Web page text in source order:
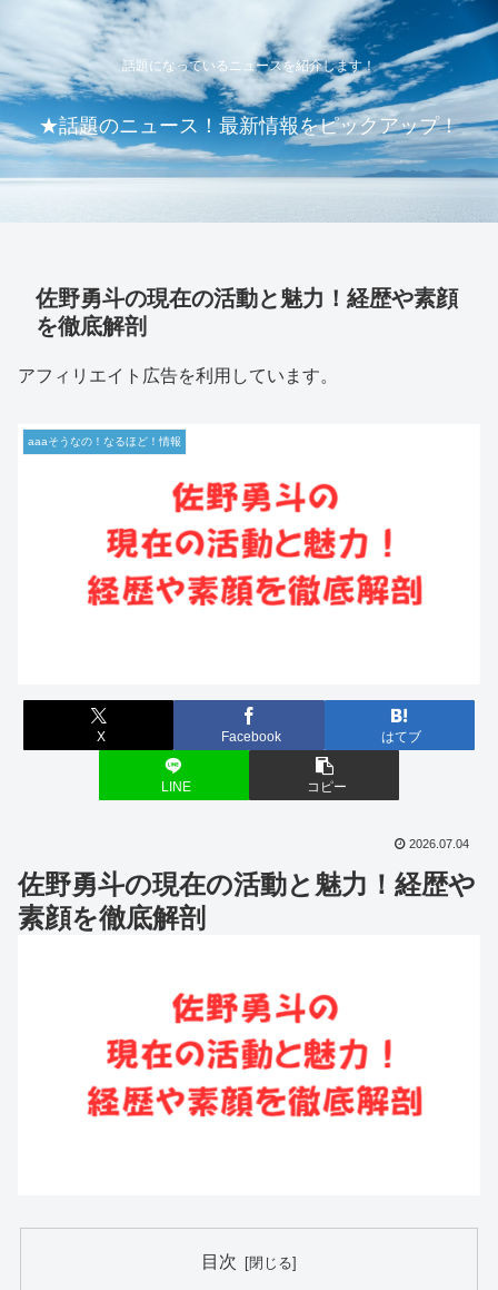
話題になっているニュースを紹介します！
★話題のニュース！最新情報をピックアップ！
佐野勇斗の現在の活動と魅力！経歴や素顔
を徹底解剖
アフィリエイト広告を利用しています。
aaaそうなの！なるほど！情報
X Facebook はてブ
LINE コピー
2026.07.04
佐野勇斗の現在の活動と魅力！経歴や
素顔を徹底解剖
目次